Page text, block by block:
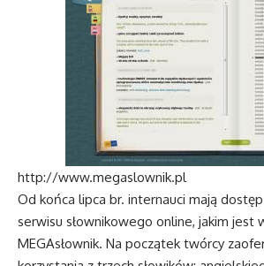
http://www.megaslownik.pl
Od końca lipca br. internauci mają
serwisu słownikowego online, jakim jest
MEGAsłownik. Na początek twórcy